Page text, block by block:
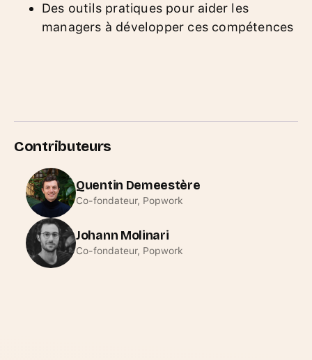
Des outils pratiques pour aider les
managers à développer ces compétences
Contributeurs
Quentin Demeestère
Co-fondateur, Popwork
Johann Molinari
Co-fondateur, Popwork